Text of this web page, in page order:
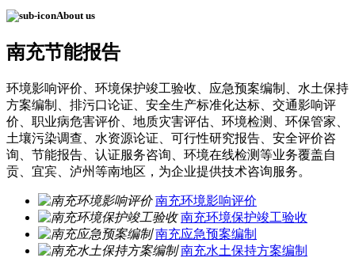
About us
南充节能报告
环境影响评价、环境保护竣工验收、应急预案编制、水土保持
方案编制、排污口论证、安全生产标准化达标、交通影响评
价、职业病危害评价、地质灾害评估、环境检测、环保管家、
土壤污染调查、水资源论证、可行性研究报告、安全评价咨
询、节能报告、认证服务咨询、环境在线检测等业务覆盖自
贡、宜宾、泸州等南地区，为企业提供技术咨询服务。
南充环境影响评价
南充环境保护竣工验收
南充应急预案编制
南充水土保持方案编制